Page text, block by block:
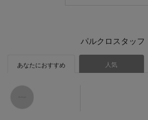
パルクロスタッフ
あなたにおすすめ 人気